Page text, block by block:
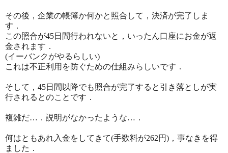
その後，企業の帳簿か何かと照合して，決済が完了しま
す．
この照合が45日間行われないと，いったん口座にお金が返
金されます．
(イーバンクがやるらしい)
これは不正利用を防ぐための仕組みらしいです．
そして，45日間以降でも照合が完了すると引き落としが実
行されるとのことです．
複雑だ…．説明がなかったような…．
何はともあれ入金をしてきて(手数料が262円)，事なきを得
ました．